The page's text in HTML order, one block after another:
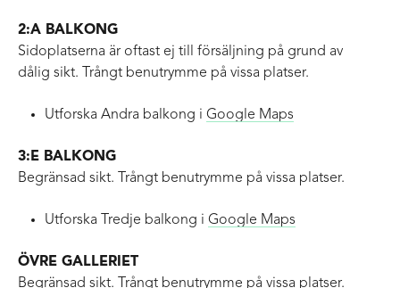
2:A BALKONG
Sidoplatserna är oftast ej till försäljning på grund av
dålig sikt. Trångt benutrymme på vissa platser.
Utforska Andra balkong i Google Maps
3:E BALKONG
Begränsad sikt. Trångt benutrymme på vissa platser.
Utforska Tredje balkong i Google Maps
ÖVRE GALLERIET
Begränsad sikt. Trångt benutrymme på vissa platser.